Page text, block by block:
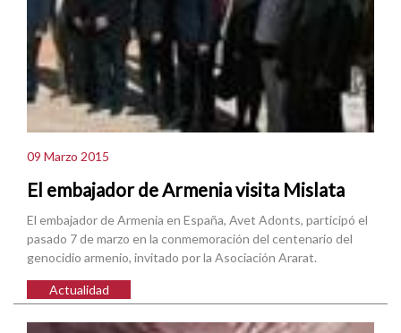
09 Marzo 2015
El embajador de Armenia visita Mislata
El embajador de Armenia en España, Avet Adonts, participó el
pasado 7 de marzo en la conmemoración del centenario del
genocidio armenio, invitado por la Asociación Ararat.
Actualidad